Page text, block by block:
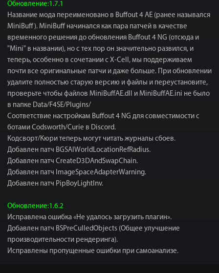
Обновление:1.7.1
Название мода переименовано в Buffout 4 AE (ранее назывался
MiniBuff). MiniBuff начинался как пара патчей в качестве
временного решения до обновления Buffout 4 NG (отсюда и
"Mini" в названии), но с тех пор он значительно развился, и
теперь, особенно в сочетании с X-Cell, мы поддерживаем
почти все оригинальные патчи и даже больше. При обновлении
удалите полностью старую версию и файлы и переустановите,
проверьте чтобы файлов MiniBuffAE.dll и MiniBuffAE.ini не было
в папке Data/F4SE/Plugins/
Соответствие настройкам Buffout 4 NG для совместимости с
ботами Codsworth/Curie в Discord.
Кодсворт/Кюри теперь могут читать журналы сбоев.
Добавлен патч BGSAIWorldLocationRefRadius.
Добавлен патч CreateD3DAndSwapChain.
Добавлен патч ImageSpaceAdapterWarning.
Добавлен патч PipBoyLightInv.
Обновление:1.6.2
Исправлена ​​ошибка «Не удалось загрузить плагин».
Добавлен патч BSPreCulledObjects (Общее улучшение
производительности рендеринга).
Исправлены пропущенные ошибки при самоанализе.